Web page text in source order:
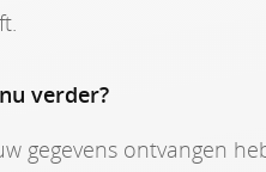
verder?
gegevens ontvangen